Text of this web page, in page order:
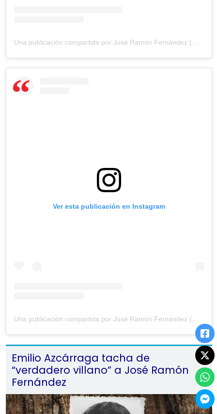
Ver esta publicación en Instagram
Una publicación compartida por José Ramón Fernández (@joseramonfernandeza)
Emilio Azcárraga tacha de
“verdadero villano” a José Ramón
Fernández